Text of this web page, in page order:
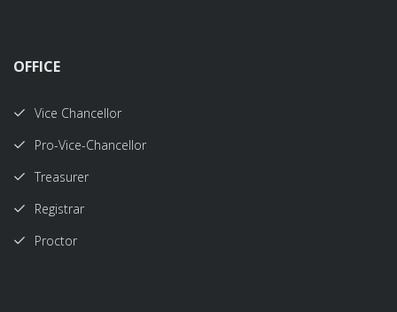
OFFICE
Vice Chancellor
Pro-Vice-Chancellor
Treasurer
Registrar
Proctor